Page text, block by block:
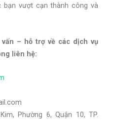
bạn vượt cạn thành công và
– hỗ trợ về các dịch vụ
liên hệ:
Phường 6, Quận 10, TP.